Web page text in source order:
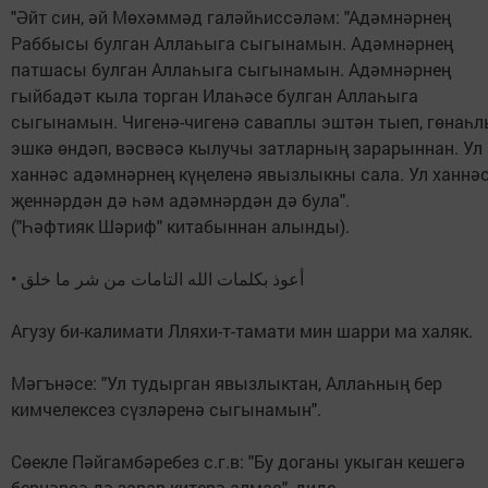
"Әйт син, әй Мөхәммәд галәйһиссәләм: "Адәмнәрнең
Раббысы булган Аллаһыга сыгынамын. Адәмнәрнең
патшасы булган Аллаһыга сыгынамын. Адәмнәрнең
гыйбадәт кыла торган Илаһәсе булган Аллаһыга
сыгынамын. Чигенә-чигенә саваплы эштән тыеп,
эшкә өндәп, вәсвәсә кылучы затларның зарарыннан. Ул
ханнәс адәмнәрнең күңеленә явызлыкны сала. Ул
җеннәрдән дә һәм адәмнәрдән дә була".
("Һәфтияк Шәриф" китабыннан алынды).
• أعوذ بكلمات الله التامات من شر ما خلق
Агузу би-калимати Лляхи-т-тамати мин шарри ма халяк.
Мәгънәсе: "Ул тудырган явызлыктан, Аллаһның бер
кимчелексез сүзләренә сыгынамын".
Сөекле Пәйгамбәребез с.г.в: "Бу доганы укыган кешегә